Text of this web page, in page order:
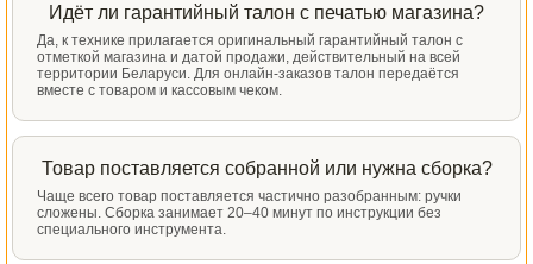
Идёт ли гарантийный талон с печатью магазина?
Да, к технике прилагается оригинальный гарантийный талон с
отметкой магазина и датой продажи, действительный на всей
территории Беларуси. Для онлайн-заказов талон передаётся
вместе с товаром и кассовым чеком.
Товар поставляется собранной или нужна сборка?
Чаще всего товар поставляется частично разобранным: ручки
сложены. Сборка занимает 20–40 минут по инструкции без
специального инструмента.